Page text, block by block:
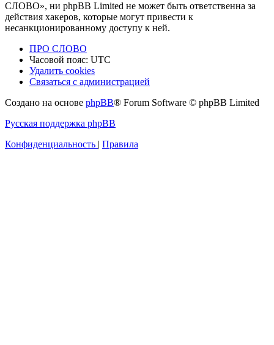
СЛОВО», ни phpBB Limited не может быть ответственна за
действия хакеров, которые могут привести к
несанкционированному доступу к ней.
ПРО СЛОВО
Часовой пояс: UTC
Удалить cookies
Связаться с администрацией
Создано на основе phpBB® Forum Software © phpBB Limited
Русская поддержка phpBB
Конфиденциальность | Правила